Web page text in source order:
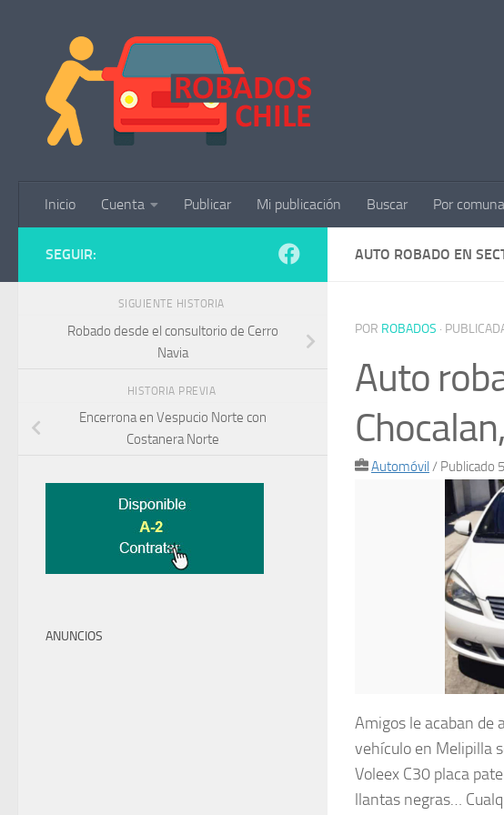
Inicio Cuenta Publicar Mi publicación Buscar Por
AUTO ROBADO EN
POR ROBADOS ·
Auto
Automóvil / Publicado
Amigos le acaban de
vehículo en Melipilla
Voleex C30 placa
llantas negras…
SEGUIR:
SIGUIENTE HISTORIA
Robado desde el consultorio de Cerro
Navia
HISTORIA PREVIA
Encerrona en Vespucio Norte con
Costanera Norte
ANUNCIOS